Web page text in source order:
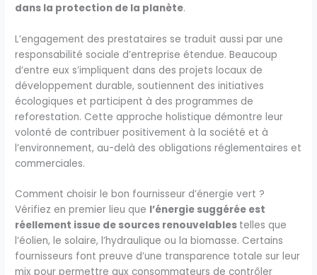
dans la protection de la planète.
L’engagement des prestataires se traduit aussi par une
responsabilité sociale d’entreprise étendue. Beaucoup
d’entre eux s’impliquent dans des projets locaux de
développement durable, soutiennent des initiatives
écologiques et participent à des programmes de
reforestation. Cette approche holistique démontre leur
volonté de contribuer positivement à la société et à
l’environnement, au-delà des obligations réglementaires et
commerciales.
Comment choisir le bon fournisseur d’énergie vert ?
Vérifiez en premier lieu que l’énergie suggérée est
réellement issue de sources renouvelables telles que
l’éolien, le solaire, l’hydraulique ou la biomasse. Certains
fournisseurs font preuve d’une transparence totale sur leur
mix pour permettre aux consommateurs de contrôler